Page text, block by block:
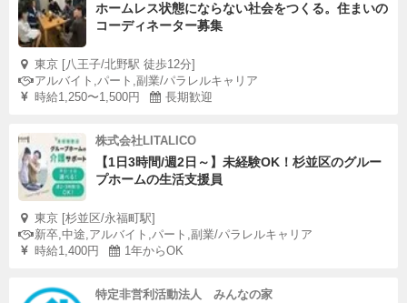
ホームレス状態にならない社会をつくる。住まいの
コーディネーター募集
東京 [八王子/北野駅 徒歩12分]
アルバイト,パート,副業/パラレルキャリア
時給1,250〜1,500円
長期歓迎
株式会社LITALICO
【1日3時間/週2日～】未経験OK！杉並区のグルー
プホームの生活支援員
東京 [杉並区/永福町駅]
新卒,中途,アルバイト,パート,副業/パラレルキャリア
時給1,400円
1年からOK
特定非営利活動法人 みんなの家